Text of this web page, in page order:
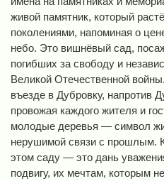
живой памятник, который
поколениями, напоминая о
небо. Это вишнёвый сад,
погибших за свободу и
Великой Отечественной
въезде в Дубровку, напротив
провожая каждого жителя и
молодые деревья — символ
нерушимой связи с прошлым.
этом саду — это дань
подвигу, их мечтам, которым